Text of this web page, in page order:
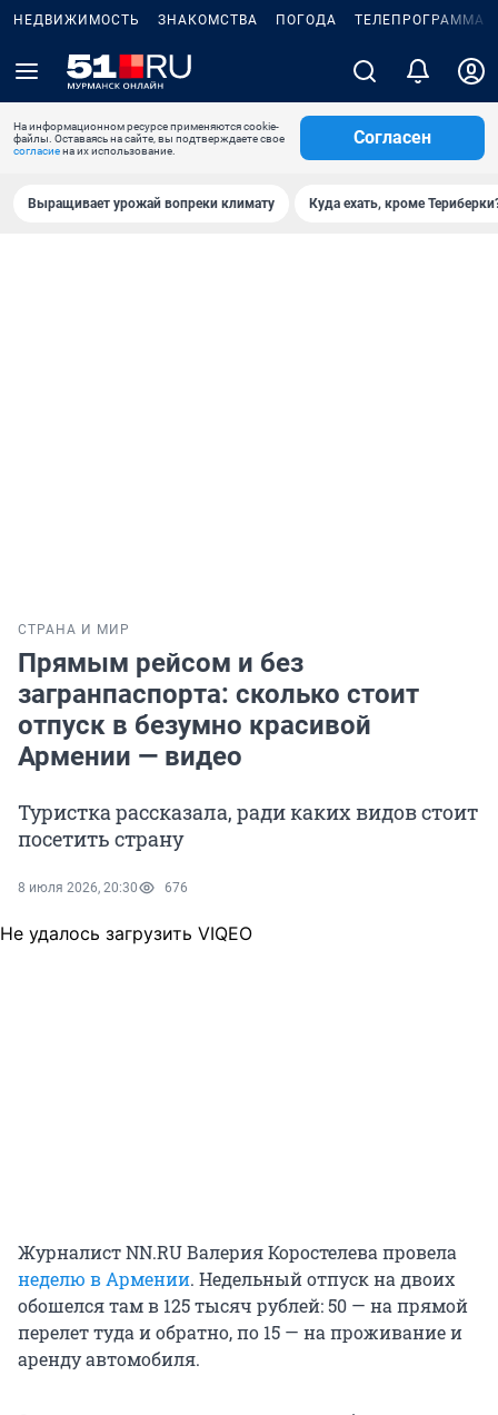
НЕДВИЖИМОСТЬ ЗНАКОМСТВА ПОГОДА ТЕЛЕПРОГРАММА
На информационном ресурсе применяются cookie-
файлы. Оставаясь на сайте, вы подтверждаете свое
согласиена их использование.
Согласен
Выращивает урожай вопреки климату Куда ехать, кроме
СТРАНА И МИР
Прямым рейсом и без
загранпаспорта: сколько стоит
отпуск в безумно красивой
Армении — видео
Туристка рассказала, ради каких видов стоит
посетить страну
8 июля 2026, 20:30 676
Не удалось загрузить VIQEO
Журналист NN.RU Валерия Коростелева провела
неделю в Армении. Недельный отпуск на двоих
обошелся там в 125 тысяч рублей: 50 — на прямой
перелет туда и обратно, по 15 — на проживание и
аренду автомобиля.